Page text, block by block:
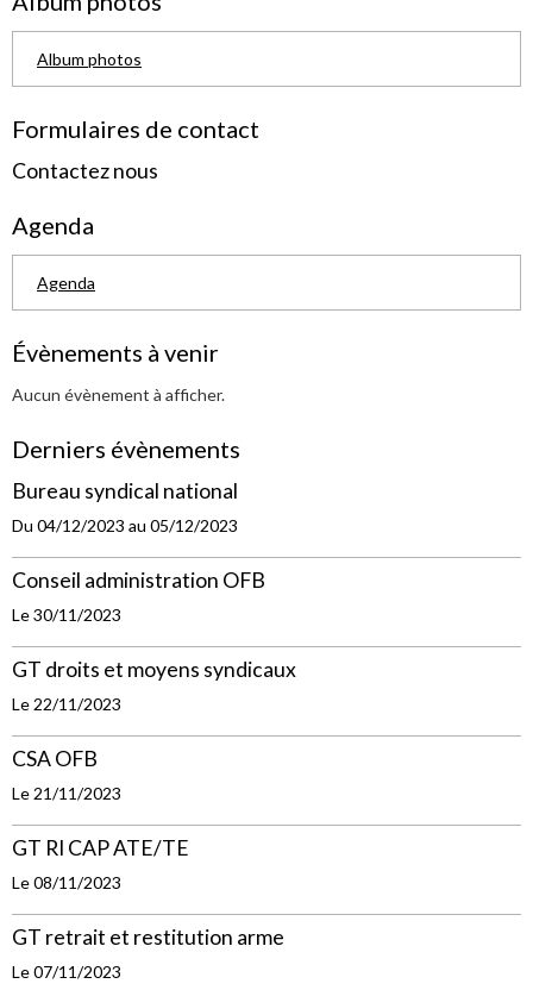
Album photos
Formulaires de contact
Contactez nous
Agenda
Agenda
Évènements à venir
Aucun évènement à afficher.
Derniers évènements
Bureau syndical national
Du 04/12/2023 au 05/12/2023
Conseil administration OFB
Le 30/11/2023
GT droits et moyens syndicaux
Le 22/11/2023
CSA OFB
Le 21/11/2023
GT RI CAP ATE/TE
Le 08/11/2023
GT retrait et restitution arme
Le 07/11/2023